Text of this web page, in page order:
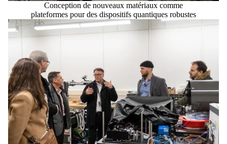
Conception de nouveaux matériaux comme
plateformes pour des dispositifs quantiques robustes